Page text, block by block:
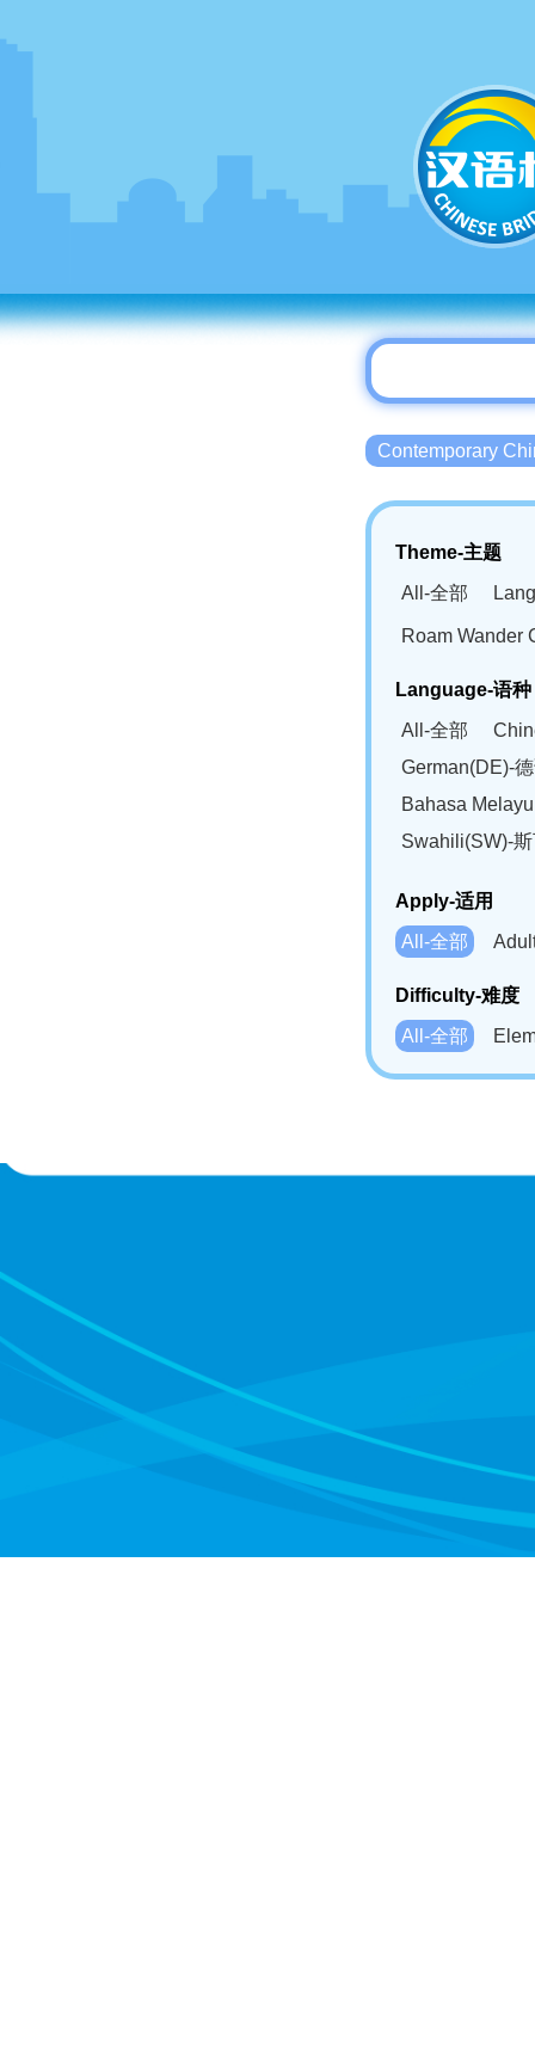
Contemporary
Theme-主题
All-全部
Roam Wander
Language-语种
All-全部
German(DE)-
Bahasa
Swahili(SW)-
Apply-适用
All-全部
Difficulty-难度
All-全部